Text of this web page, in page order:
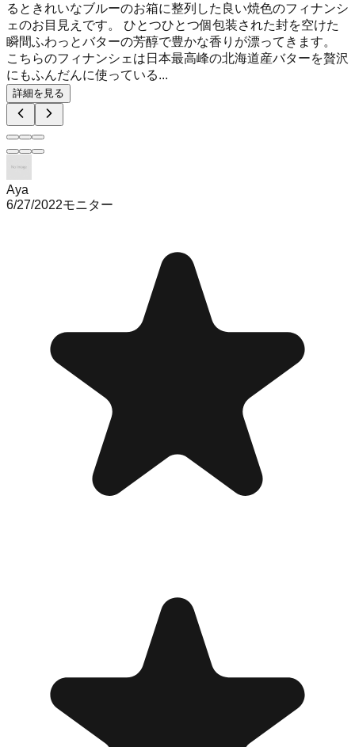
るときれいなブルーのお箱に整列した良い焼色のフィナンシ
ェのお目見えです。 ひとつひとつ個包装された封を空けた
瞬間ふわっとバターの芳醇で豊かな香りが漂ってきます。
こちらのフィナンシェは日本最高峰の北海道産バターを贅沢
にもふんだんに使っている...
詳細を見る
Aya
6/27/2022モニター